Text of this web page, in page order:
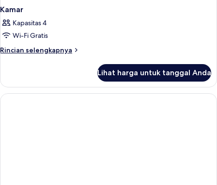
Kamar
Kapasitas 4
Wi-Fi Gratis
Rincian selengkapnya
Rincian
Kamar
Lihat harga untuk tanggal Anda